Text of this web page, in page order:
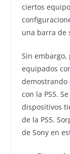
ciertos
una barra de
Sin embargo,
equipados
demostrando
con la PS5.
dispositivos
de la PS5.
de Sony en